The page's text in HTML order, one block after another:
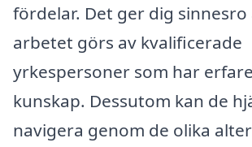
fördelar. Det ger dig
arbetet görs av kvalificerade
yrkespersoner som har
kunskap. Dessutom kan de
navigera genom de olika